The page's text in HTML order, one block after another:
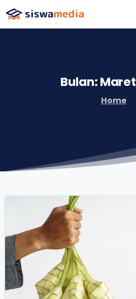
Bulan:Maret
Home